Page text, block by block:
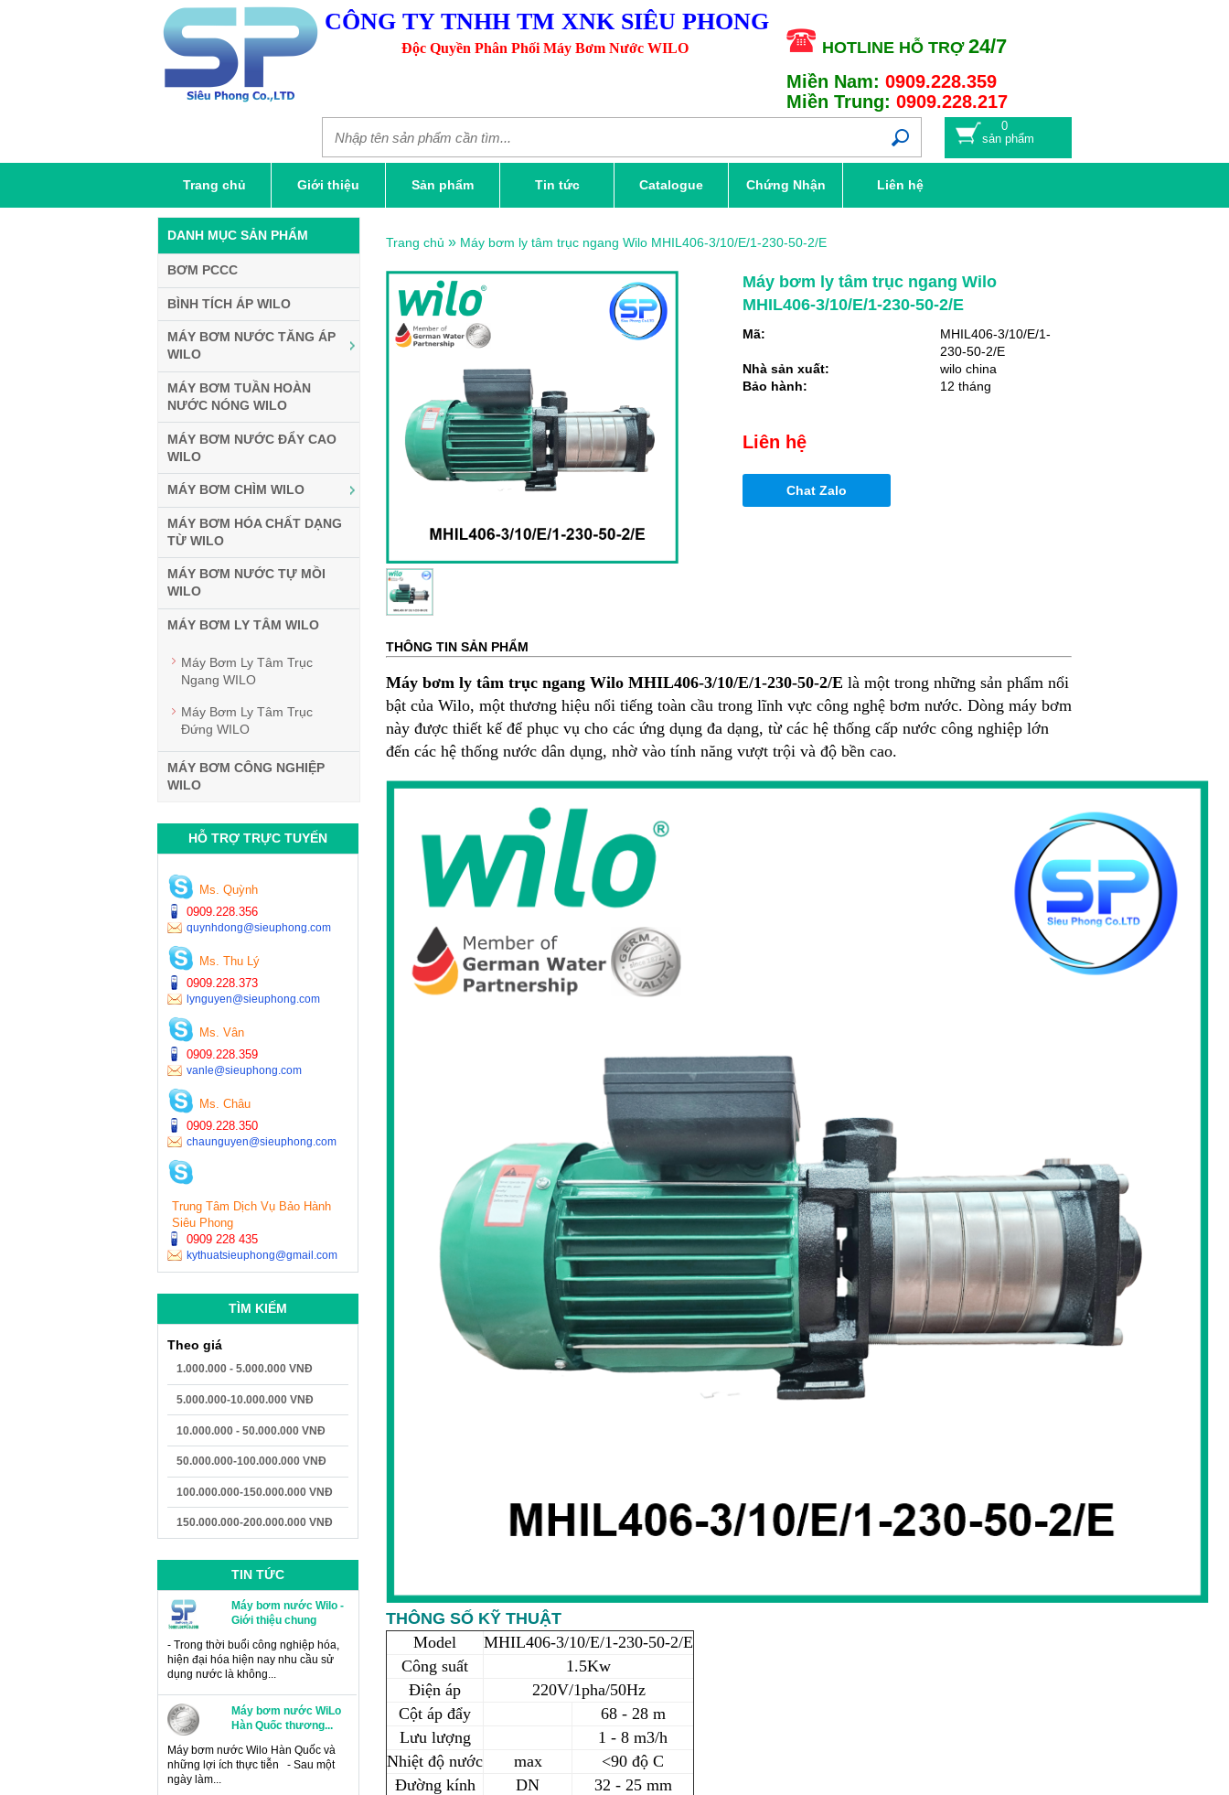
CÔNG TY TNHH TM XNK SIÊU PHONG
Độc Quyền Phân Phối Máy Bơm Nước WILO HOTLINE HỖ TRỢ24/7
Miền Nam: 0909.228.359
Miền Trung: 0909.228.217
0
sản phẩm
Trang chủ Giới thiệu Sản phẩm Tin tức Catalogue Chứng Nhận Liên hệ
DANH MỤC SẢN PHẨM
BƠM PCCC
BÌNH TÍCH ÁP WILO
MÁY BƠM NƯỚC TĂNG ÁP
WILO
MÁY BƠM TUẦN HOÀN
NƯỚC NÓNG WILO
MÁY BƠM NƯỚC ĐẨY CAO
WILO
MÁY BƠM CHÌM WILO
MÁY BƠM HÓA CHẤT DẠNG
TỪ WILO
MÁY BƠM NƯỚC TỰ MỒI
WILO
MÁY BƠM LY TÂM WILO
Máy Bơm Ly Tâm Trục
Ngang WILO
Máy Bơm Ly Tâm Trục
Đứng WILO
MÁY BƠM CÔNG NGHIỆP
WILO
HỖ TRỢ TRỰC TUYẾN
Ms. Quỳnh
0909.228.356
quynhdong@sieuphong.com
Ms. Thu Lý
0909.228.373
lynguyen@sieuphong.com
Ms. Vân
0909.228.359
vanle@sieuphong.com
Ms. Châu
0909.228.350
chaunguyen@sieuphong.com
Trung Tâm Dịch Vụ Bảo Hành
Siêu Phong
0909 228 435
kythuatsieuphong@gmail.com
TÌM KIẾM
Theo giá
1.000.000 - 5.000.000 VNĐ
5.000.000-10.000.000 VNĐ
10.000.000 - 50.000.000 VNĐ
50.000.000-100.000.000 VNĐ
100.000.000-150.000.000 VNĐ
150.000.000-200.000.000 VNĐ
TIN TỨC
Máy bơm nước Wilo -
Giới thiệu chung
- Trong thời buổi công nghiệp hóa,
hiện đại hóa hiện nay nhu cầu sử
dụng nước là không...
Máy bơm nước WiLo
Hàn Quốc thương...
Máy bơm nước Wilo Hàn Quốc và
những lợi ích thực tiễn - Sau một
ngày làm...
Trang chủ » Máy bơm ly tâm trục ngang Wilo MHIL406-3/10/E/1-230-50-2/E
Máy bơm ly tâm trục ngang Wilo
MHIL406-3/10/E/1-230-50-2/E
Mã:
MHIL406-3/10/E/1-
230-50-2/E
Nhà sản xuất:
wilo china
Bảo hành:
12 tháng
Liên hệ
Chat Zalo
THÔNG TIN SẢN PHẨM
Máy bơm ly tâm trục ngang Wilo MHIL406-3/10/E/1-230-50-2/E là một trong những sản phẩm nổi
bật của Wilo, một thương hiệu nổi tiếng toàn cầu trong lĩnh vực công nghệ bơm nước. Dòng máy bơm
này được thiết kế để phục vụ cho các ứng dụng đa dạng, từ các hệ thống cấp nước công nghiệp lớn
đến các hệ thống nước dân dụng, nhờ vào tính năng vượt trội và độ bền cao.
THÔNG SỐ KỸ THUẬT
Model
MHIL406-3/10/E/1-230-50-2/E
Công suất
1.5Kw
Điện áp
220V/1pha/50Hz
Cột áp đẩy
68 - 28 m
Lưu lượng
1 - 8 m3/h
Nhiệt độ nước
max
<90 độ C
Đường kính
DN
32 - 25 mm